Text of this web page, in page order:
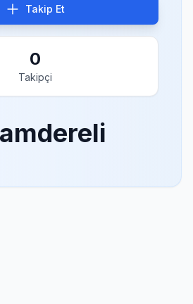
Takip Et
0
Takipçi